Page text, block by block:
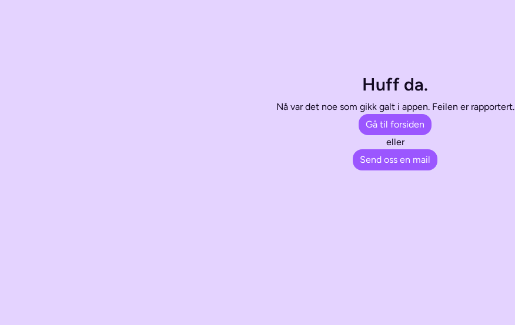
Huff da.
Nå var det noe som gikk galt i appen. Feilen er rapportert.
Gå til forsiden
eller
Send oss en mail